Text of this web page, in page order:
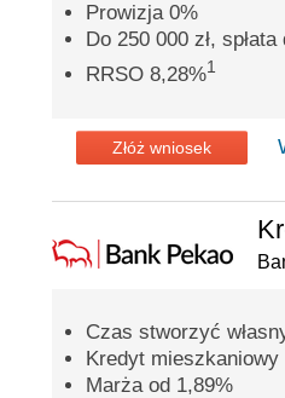
Prowizja 0%
Do 250 000 zł,
RRSO 8,28%1
Złóż wniosek
Czas stworzyć
Kredyt
Marża od 1,89%